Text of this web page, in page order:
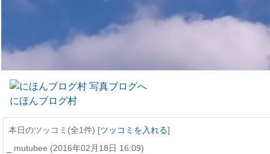
にほんブログ村
本日のツッコミ(全1件) [ツッコミを入れる]
mutubee (2016年02月18日 16:09)